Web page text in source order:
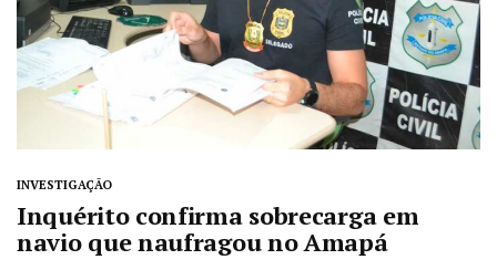
INVESTIGAÇÃO
Inquérito confirma sobrecarga em
navio que naufragou no Amapá